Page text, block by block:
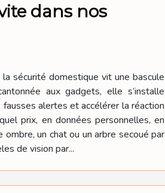
dans nos
sécurité domestique vit une bascule
aux gadgets, elle s’installe
alertes et accélérer la réaction
prix, en données personnelles, en
ombre, un chat ou un arbre secoué par
de vision par...